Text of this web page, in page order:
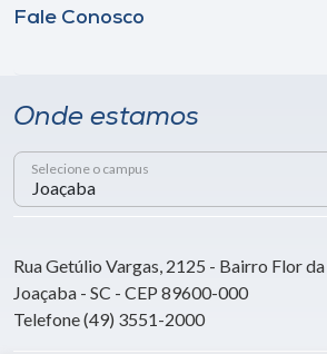
Fale Conosco
Onde estamos
Selecione o campus
Rua Getúlio Vargas, 2125 - Bairro Flor da
Joaçaba - SC - CEP 89600-000
Telefone (49) 3551-2000